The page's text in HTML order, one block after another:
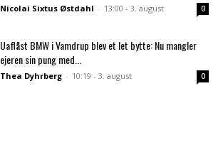
Nicolai Sixtus Østdahl - 13:00 - 3. august 0
Uaflåst BMW i Vamdrup blev et let bytte: Nu mangler
ejeren sin pung med...
Thea Dyhrberg - 10:19 - 3. august 0